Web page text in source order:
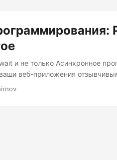
и не только Асинхронное
веб-приложения
себе мир, где